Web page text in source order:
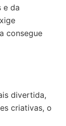
e da
consegue
divertida,
criativas, o